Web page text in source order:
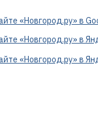
«Новгород.ру» в
«Новгород.ру» в
«Новгород.ру» в